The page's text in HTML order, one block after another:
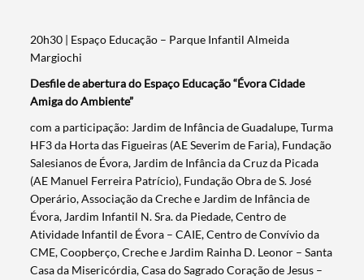
20h30 | Espaço Educação – Parque Infantil Almeida
Margiochi
Desfile de abertura do Espaço Educação “Évora Cidade
Amiga do Ambiente”
com a participação: Jardim de Infância de Guadalupe, Turma
HF3 da Horta das Figueiras (AE Severim de Faria), Fundação
Salesianos de Évora, Jardim de Infância da Cruz da Picada
(AE Manuel Ferreira Patrício), Fundação Obra de S. José
Operário, Associação da Creche e Jardim de Infância de
Évora, Jardim Infantil N. Sra. da Piedade, Centro de
Atividade Infantil de Évora – CAIE, Centro de Convívio da
CME, Coopberço, Creche e Jardim Rainha D. Leonor – Santa
Casa da Misericórdia, Casa do Sagrado Coração de Jesus –